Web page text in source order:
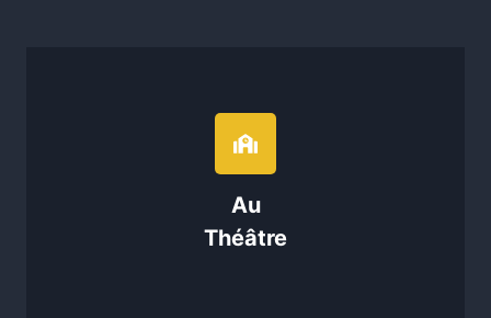
Au
Théâtre